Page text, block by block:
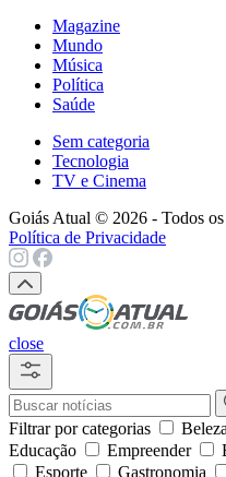
Magazine
Mundo
Música
Política
Saúde
Sem categoria
Tecnologia
TV e Cinema
Goiás Atual © 2026 - Todos os
Política de Privacidade
close
Filtrar por categorias Beleza
Educação
Empreender
Esporte
Gastronomia